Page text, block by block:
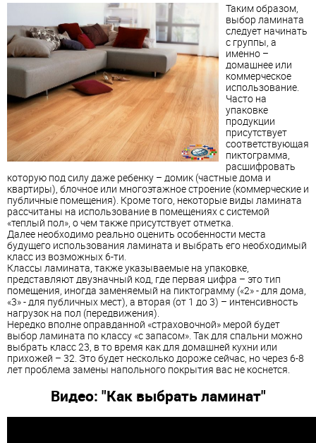
Таким образом,
выбор ламината
следует начинать
с группы, а
именно –
домашнее или
коммерческое
использование.
Часто на
упаковке
продукции
присутствует
соответствующая
пиктограмма,
расшифровать
которую под силу даже ребенку – домик (частные дома и
квартиры), блочное или многоэтажное строение (коммерческие и
публичные помещения). Кроме того, некоторые виды ламината
рассчитаны на использование в помещениях с системой
«теплый пол», о чем также присутствует отметка.
Далее необходимо реально оценить особенности места
будущего использования ламината и выбрать его необходимый
класс из возможных 6-ти.
Классы ламината, также указываемые на упаковке,
представляют двузначный код, где первая цифра – это тип
помещения, иногда заменяемый на пиктограмму («2» - для дома,
«3» - для публичных мест), а вторая (от 1 до 3) – интенсивность
нагрузок на пол (передвижения).
Нередко вполне оправданной «страховочной» мерой будет
выбор ламината по классу «с запасом». Так для спальни можно
выбрать класс 23, в то время как для домашней кухни или
прихожей – 32. Это будет несколько дороже сейчас, но через 6-8
лет проблема замены напольного покрытия вас не коснется.
Видео: "Как выбратьламинат"